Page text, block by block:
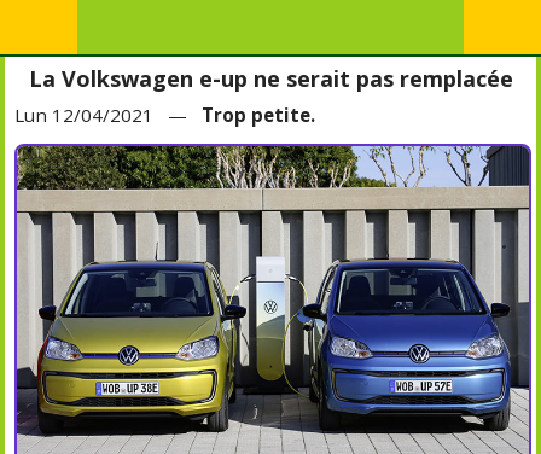
La Volkswagen e-up ne serait pas remplacée
Lun 12/04/2021 — Trop petite.